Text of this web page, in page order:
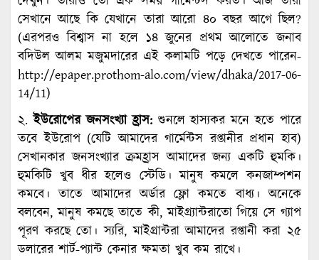
সেখানে আছে কি যেখানে তারা আরো ৪০ বছর আগে ছিল?
(এরপরও বিশ্বাস না হলে ১৪ জুনের প্রথম আলোতে জনাব
বদিউল আলম মজুমদারের এই কলামটি পড়ে দেখতে পারেন-
http://epaper.prothom-alo.com/view/dhaka/2017-06-
14/11)
২. ইউরোপের জনসংখ্যা হ্রাস:শুনলে হাস্যকর মনে হতে পারে
তবে ইউরোপ (যেটি আমাদের গার্মেন্টস রপ্তানীর প্রধান হাব)
সেখানকার জনসংখ্যার ক্রমহ্রাস আমাদের জন্য একটি হুমকি।
হুমকিটি খুব ধীর হলেও স্টেডি। মানুষ কমলে কনজাম্পশন
কমবে। তাতে আমাদের অর্ডার ফ্লো কমতে বাধ্য। অনেকে
বলবেন, মানুষ কমছে তাতে কী, মাইগ্র্যান্টরাতো গিয়ে সে গ্যাপ
পূরণ করছে তো। স্যরি, মাইগ্রান্টরা আমাদের রপ্তানী করা ২৫
ডলারের শার্ট-প্যান্ট কেনার ক্ষমতা খুব কম রাখে।